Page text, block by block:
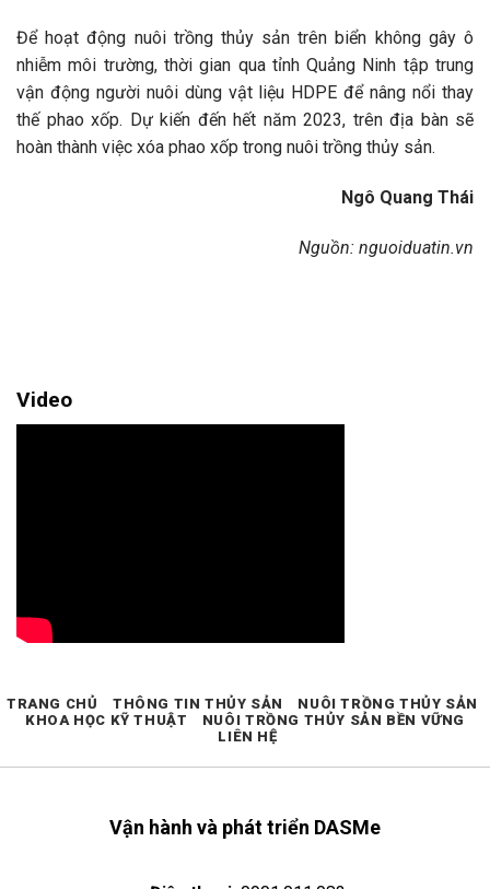
Để hoạt động nuôi trồng thủy sản trên biển không gây ô
nhiễm môi trường, thời gian qua tỉnh Quảng Ninh tập trung
vận động người nuôi dùng vật liệu HDPE để nâng nổi thay
thế phao xốp. Dự kiến đến hết năm 2023, trên địa bàn sẽ
hoàn thành việc xóa phao xốp trong nuôi trồng thủy sản.
Ngô Quang Thái
Nguồn: nguoiduatin.vn
Video
Vận hành và phát triển DASMe
TRANG CHỦ THÔNG TIN THỦY SẢN
NUÔI TRỒNG THỦY SẢN
KHOA HỌC KỸ THUẬT
NUÔI TRỒNG THỦY SẢN BỀN VỮNG
LIÊN HỆ